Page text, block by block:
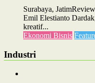
Surabaya,
Emil Elestianto
kreatif...
Ekonomi Bisnis
Industri